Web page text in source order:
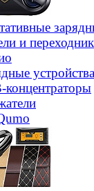
и
устройства
концентраторы